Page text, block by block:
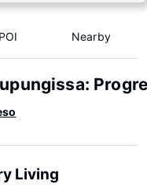
POI Nearby
Living